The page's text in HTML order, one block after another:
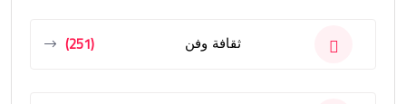
ثقافة وفن (251)